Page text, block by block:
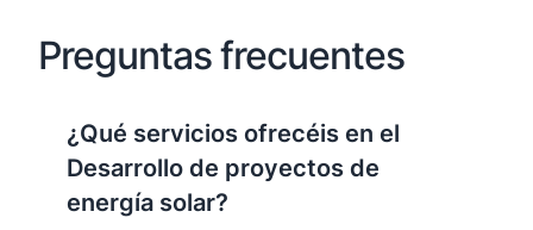
Preguntas frecuentes
¿Qué servicios ofrecéis en el
Desarrollo de proyectos de
energía solar?